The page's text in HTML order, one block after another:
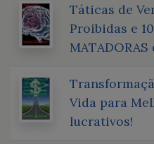
Táticas de
Proibidas e
Vida para
lucrativos!